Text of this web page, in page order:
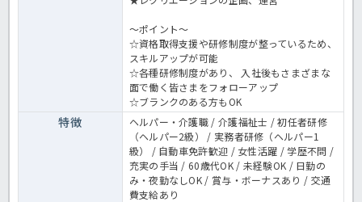
～ポイント～
☆資格取得支援や研修制度が整っているため、
スキルアップが可能
☆各種研修制度があり、 入社後もさまざまな
面で働く皆さまをフォローアップ
☆ブランクのある方もOK
特徴
ヘルパー・介護職 / 介護福祉士 / 初任者研修
（ヘルパー2級） / 実務者研修（ヘルパー1
級） / 自動車免許歓迎 / 女性活躍 / 学歴不問 /
充実の手当 / 60歳代OK / 未経験OK / 日勤の
み・夜勤なしOK / 賞与・ボーナスあり / 交通
費支給あり